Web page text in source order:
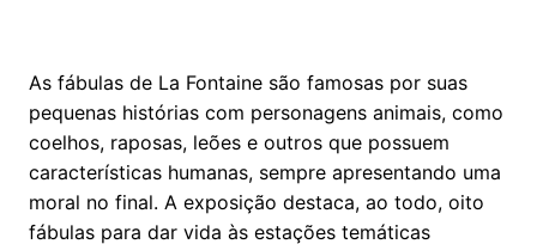
As fábulas de La Fontaine são famosas por suas
pequenas histórias com personagens animais, como
coelhos, raposas, leões e outros que possuem
características humanas, sempre apresentando uma
moral no final. A exposição destaca, ao todo, oito
fábulas para dar vida às estações temáticas